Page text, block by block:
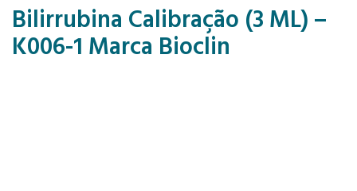
Bilirrubina Calibração (3 ML) –
K006-1 Marca Bioclin